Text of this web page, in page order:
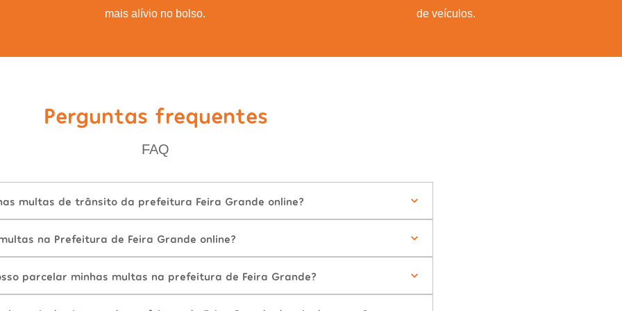
mais alívio no bolso. de veículos.
Perguntas frequentes
FAQ
multas de trânsito da prefeitura Feira Grande online?
na Prefeitura de Feira Grande online?
parcelar minhas multas na prefeitura de Feira Grande?